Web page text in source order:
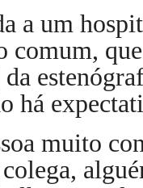
a um
comum,
há
muito